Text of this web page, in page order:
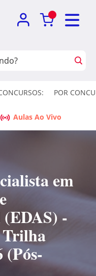
POR
Aulas Ao Vivo
em
(EDAS) -
Trilha
(Pós-